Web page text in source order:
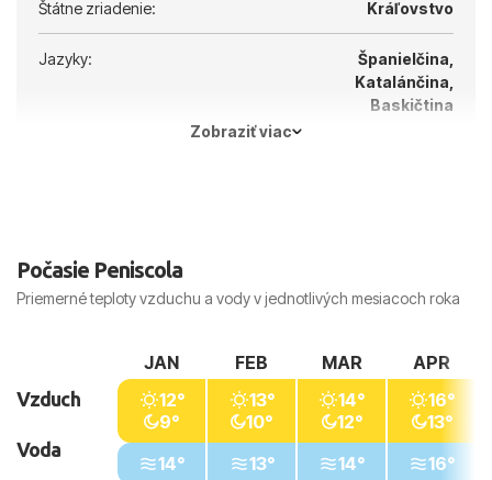
Štátne zriadenie: Kráľovstvo
Jazyky:
Španielčina,
Katalánčina,
Baskičtina
Zobraziť viac
Počasie Peniscola
Priemerné teploty vzduchu a vody v jednotlivých mesiacoch roka
Vzduch
Voda
JAN
12°
9°
14°
FEB
13°
10°
13°
MAR
14°
12°
14°
APR
16°
13°
16°